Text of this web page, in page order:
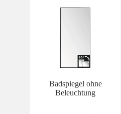
Badspiegel ohne
Beleuchtung